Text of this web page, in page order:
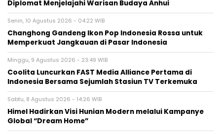
Diplomat Menjelajahi Warisan Budaya Anhui
Senin, 10 Agustus 2026 - 04:22 WIB
Changhong Gandeng Ikon Pop Indonesia Rossa untuk
Memperkuat Jangkauan di Pasar Indonesia
Minggu, 9 Agustus 2026 - 23:49 WIB
Coolita Luncurkan FAST Media Alliance Pertama di
Indonesia Bersama Sejumlah Stasiun TV Terkemuka
Sabtu, 8 Agustus 2026 - 14:26 WIB
Himel Hadirkan Visi Hunian Modern melalui Kampanye
Global “Dream Home”